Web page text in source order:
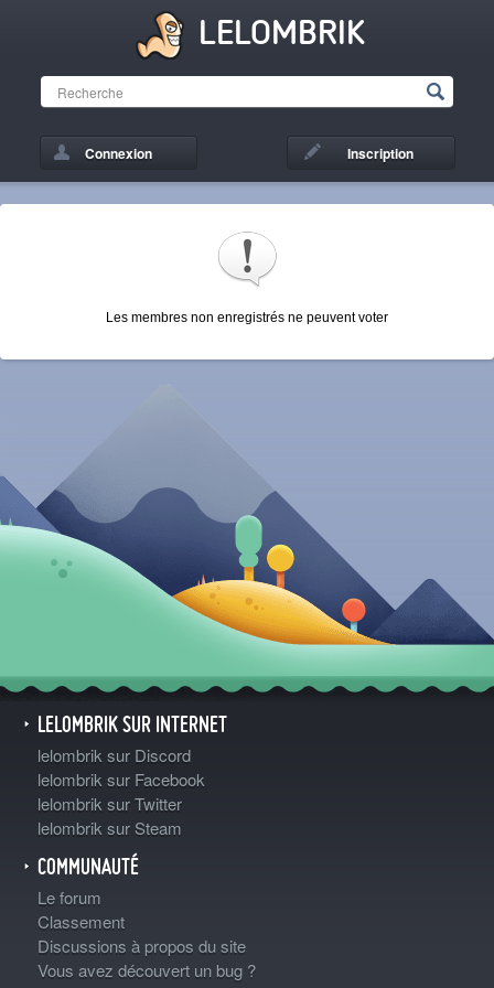
LELOMBRIK
Connexion Inscription
Les membres non enregistrés ne peuvent voter
LELOMBRIK SUR INTERNET
lelombrik sur Discord
lelombrik sur Facebook
lelombrik sur Twitter
lelombrik sur Steam
COMMUNAUTÉ
Le forum
Classement
Discussions à propos du site
Vous avez découvert un bug ?